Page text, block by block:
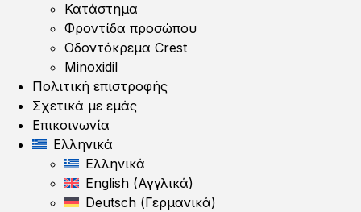
Κατάστημα
Φροντίδα προσώπου
Οδοντόκρεμα Crest
Minoxidil
Πολιτική επιστροφής
Σχετικά με εμάς
Επικοινωνία
Ελληνικά
Ελληνικά
English (Αγγλικά)
Deutsch (Γερμανικά)